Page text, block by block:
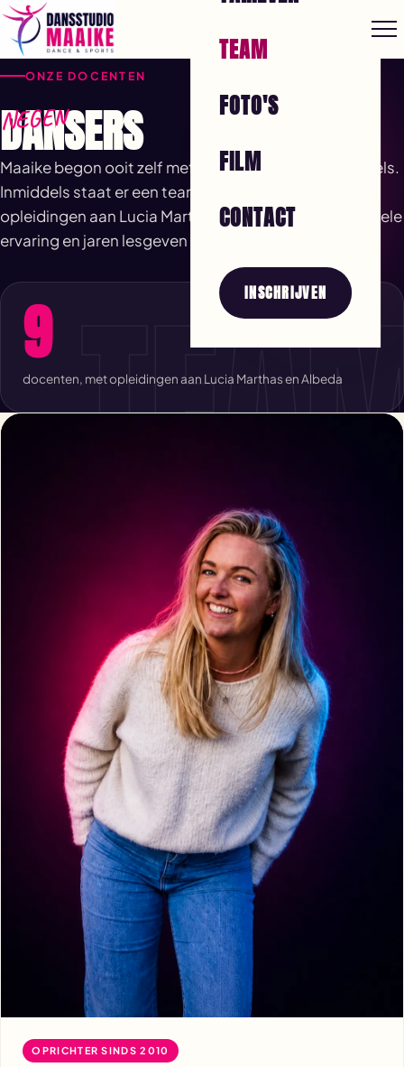
TEAM
FOTO'S
FILM
CONTACT
INSCHRIJVEN
ONZE DOCENTEN
NEGEN
DANSERS
Maaike begon ooit zelf met één lokaal en twee spiegels.
Inmiddels staat er een team van dansers met
opleidingen aan Lucia Marthas en Albeda, professionele
ervaring en jaren lesgeven achter de kiezen.
9
docenten, met opleidingen aan Lucia Marthas en Albeda
OPRICHTER SINDS 2010